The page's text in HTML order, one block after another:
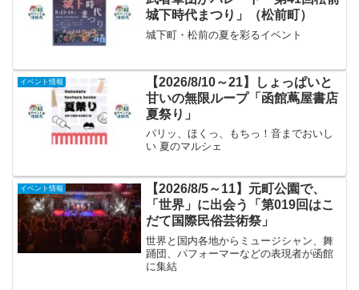
城下時代まつり」（松前町）
城下町・松前の夏を彩るイベント
イベント情報
【2026/8/10～21】しょっぱいと
甘いの無限ループ「函館蔦屋書店
夏祭り」
パリッ、ほくっ、もちっ！音までおいし
い 夏のマルシェ
イベント情報
【2026/8/5～11】元町公園で、
「世界」に出会う「第019回はこ
だて国際民俗芸術祭」
世界と国内各地からミュージシャン、舞
踊団、パフォーマーなどの表現者が函館
に集結